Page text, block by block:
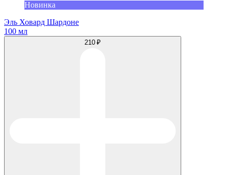
Новинка
Эль Ховард Шардоне
100 мл
210 ₽